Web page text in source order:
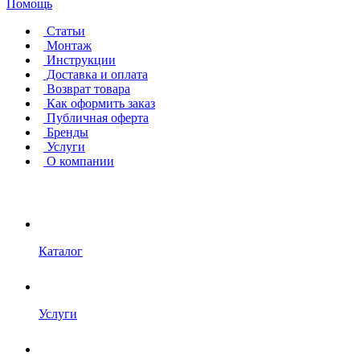
Помощь
Статьи
Монтаж
Инструкции
Доставка и оплата
Возврат товара
Как оформить заказ
Публичная оферта
Бренды
Услуги
О компании
Каталог
Услуги